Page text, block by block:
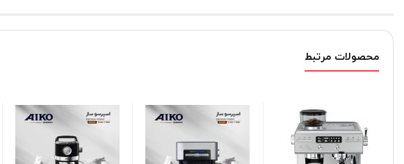
محصولات مرتبط